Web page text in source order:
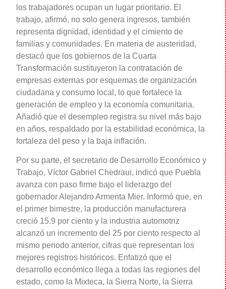
los trabajadores ocupan un lugar prioritario. El
trabajo, afirmó, no solo genera ingresos, también
representa dignidad, identidad y el cimiento de
familias y comunidades. En materia de austeridad,
destacó que los gobiernos de la Cuarta
Transformación sustituyeron la contratación de
empresas externas por esquemas de organización
ciudadana y consumo local, lo que fortalece la
generación de empleo y la economía comunitaria.
Añadió que el desempleo registra su nivel más bajo
en años, respaldado por la estabilidad económica, la
fortaleza del peso y la baja inflación.
Por su parte, el secretario de Desarrollo Económico y
Trabajo, Víctor Gabriel Chedraui, indicó que Puebla
avanza con paso firme bajo el liderazgo del
gobernador Alejandro Armenta Mier. Informó que, en
el primer bimestre, la producción manufacturera
creció 15.9 por ciento y la industria automotriz
alcanzó un incremento del 25 por ciento respecto al
mismo periodo anterior, cifras que representan los
mejores registros históricos. Enfatizó que el
desarrollo económico llega a todas las regiones del
estado, como la Mixteca, la Sierra Norte, la Sierra